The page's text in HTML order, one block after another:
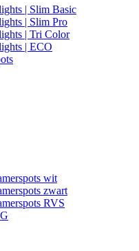
| Slim Basic
| Slim Pro
| Tri Color
| ECO
wit
zwart
RVS